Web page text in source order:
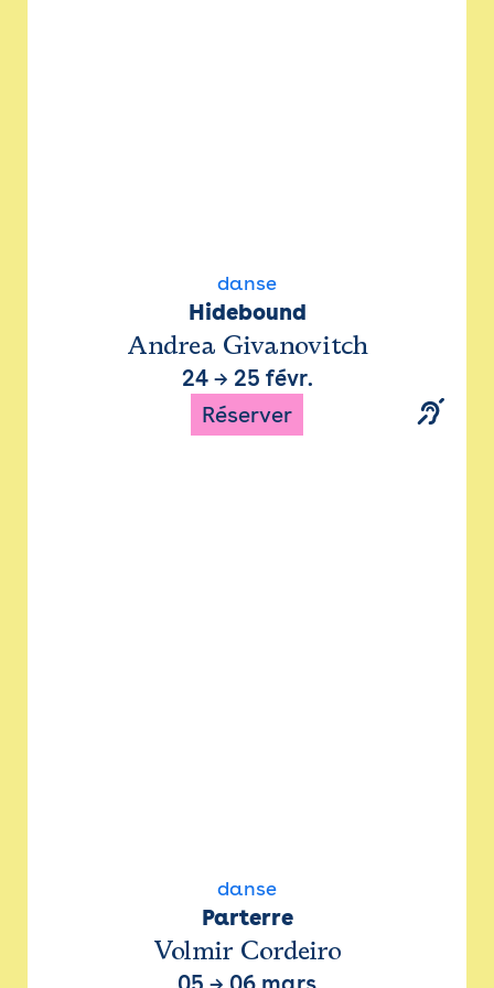
danse
Hidebound
Andrea Givanovitch
24→ 25 févr.
Réserver
danse
Parterre
Volmir Cordeiro